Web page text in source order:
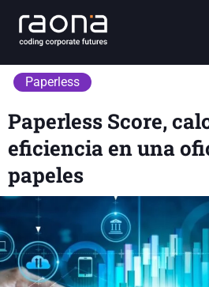
Paperless
Paperless Score,
eficiencia en una
papeles